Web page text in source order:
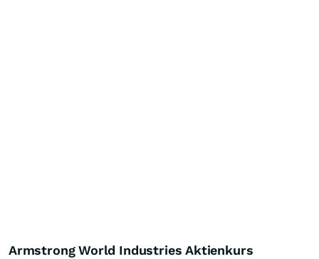
Armstrong World Industries Aktienkurs